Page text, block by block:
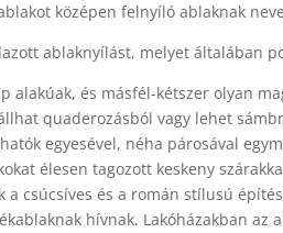
középen felnyíló ablaknak
ablaknyílást, melyet általában
és másfél-kétszer olyan
quaderozásból vagy lehet
egyesével, néha párosával
élesen tagozott keskeny
csúcsíves és a román stílusú
hívnak. Lakóházakban